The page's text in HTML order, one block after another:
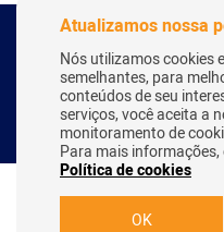
Copyright Webitcoin
Atualizamos nossa
Nós utilizamos cookies
semelhantes, para
conteúdos de seu
serviços, você aceita a
monitoramento de
Para mais
Política de cookies
OK